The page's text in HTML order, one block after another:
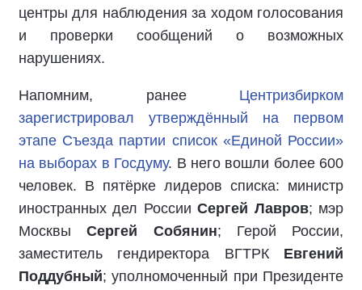
центры для наблюдения за ходом голосования
и проверки сообщений о возможных
нарушениях.
Напомним, ранее Центризбирком
зарегистрировал утверждённый на первом
этапе Съезда партии список «Единой России»
на выборах в Госдуму. В него вошли более 600
человек. В пятёрке лидеров списка: министр
иностранных дел РоссииСергей Лавров; мэр
МосквыСергей Собянин; Герой России,
заместитель гендиректора ВГТРК Евгений
Поддубный; уполномоченный при Президенте